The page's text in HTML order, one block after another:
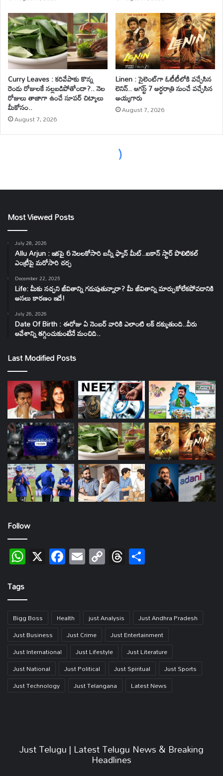
Most Viewed Posts
July 28, 2026
Allu Arjun : ఇకపై 6 నెలలకోసారి బన్నీ ఫ్యాన్ మీట్..ఐకాన్ స్టార్ పొలిటికల్
ఎంట్రీపై మరోసారి చర్చ
December 22, 2025
Life: మీకు నచ్చని జీవితాన్ని గడుపుతున్నారా? మీ జీవితాన్ని మార్చుకోలేకపోవడానికి
అసలు కారణం ఇదే!
July 26, 2026
Date Of Birth : ఈరోజు ఏ నెంబర్ వారికి ఎలాంటి లక్ దక్కుతుంది..వీరు
ఆవేశాన్ని తగ్గించుకుంటేనే మంచిది..
Last Modified Posts
Follow
WhatsApp
X Facebook
EmailCopy
Link
Threads
Tags
Bigg Boss Health just Analysis
Just Andhra Pradesh
Just Business
Just Crime
Just Entertainment
Just International
Just Lifestyle
Just Literature
Just National
Just Political Just Spiritual
Just Sports
Just Technology
Just Telangana Latest News
Just Telugu | Latest Telugu News & Breaking
Headlines